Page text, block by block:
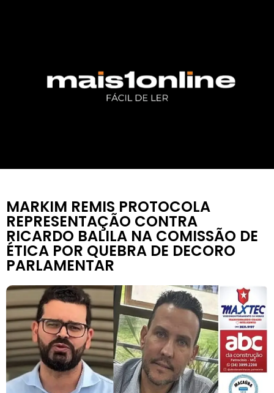
MARKIM REMIS PROTOCOLA
REPRESENTAÇÃO CONTRA
RICARDO BALILA NA COMISSÃO DE
ÉTICA POR QUEBRA DE DECORO
PARLAMENTAR